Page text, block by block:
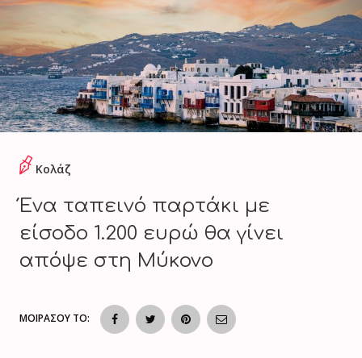
Κολάζ
Ένα ταπεινό παρτάκι με
είσοδο 1.200 ευρώ θα γίνει
απόψε στη Μύκονο
ΜΟΙΡΑΣΟΥ ΤΟ: